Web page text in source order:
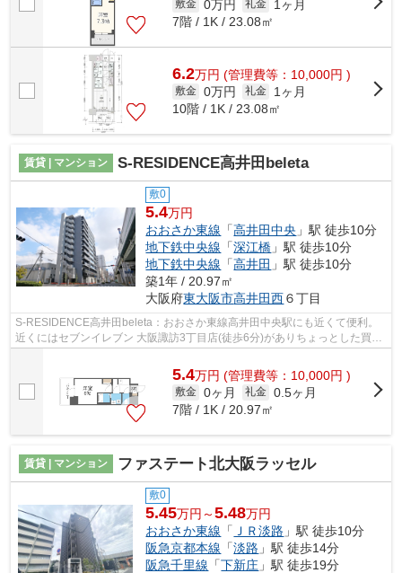
敷金 0万円 礼金
1ヶ月
7階 / 1K / 23.08㎡
6.2万円 (管理費等：10,000円 )
敷金 0万円 礼金
1ヶ月
10階 / 1K / 23.08㎡
賃貸 | マンション S-RESIDENCE高井田beleta
敷0
5.4万円
おおさか東線 「高井田中央 」駅 徒歩10分
地下鉄中央線 「深江橋 」駅 徒歩10分
地下鉄中央線 「高井田 」駅 徒歩10分
築1年 / 20.97㎡
大阪府東大阪市高井田西６丁目
S-RESIDENCE高井田beleta：おおさか東線高井田中央駅にも近くて便利。
近くにはセブンイレブン 大阪諏訪3丁目店(徒歩6分)がありちょっとした買い
5.4万円 (管理費等：10,000円 )
敷金 0ヶ月 礼金 0.5ヶ月
7階 / 1K / 20.97㎡
賃貸 | マンション ファステート北大阪ラッセル
敷0
5.45万円～5.48万円
おおさか東線 「 ＪＲ淡路 」駅 徒歩10分
阪急京都本線 「淡路 」駅 徒歩14分
阪急千里線 「下新庄 」駅 徒歩19分